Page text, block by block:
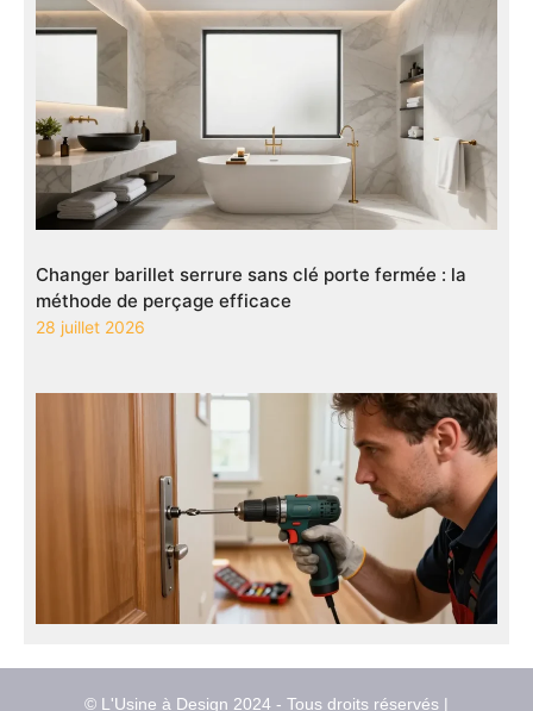
Changer barillet serrure sans clé porte fermée : la
méthode de perçage efficace
28 juillet 2026
© L'Usine à Design 2024 - Tous droits réservés |